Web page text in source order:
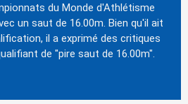
du Monde d'Athlétisme
un saut de 16.00m. Bien qu'il ait
il a exprimé des critiques
de "pire saut de 16.00m".